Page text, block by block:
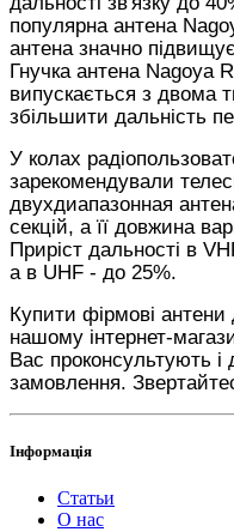
популярна антена
антена значно підвищує
Гнучка антена Nagoya
випускається з двома
збільшити дальність
У колах
зарекомендували
двухдиапазонная
секцій, а її довжина
Приріст дальності в
а в UHF - до 25%.
Купити фірмові
нашому інтернет-
Вас проконсультують
замовлення.
Інформація
Статьи
О нас